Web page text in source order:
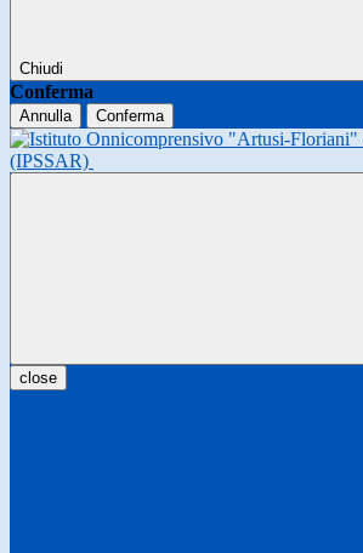
Chiudi
Conferma
Annulla Conferma
(IPSSAR)
close